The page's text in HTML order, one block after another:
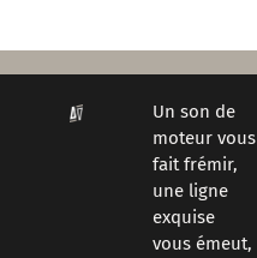
Un son de
moteur vous
fait frémir,
une ligne
exquise
vous émeut,